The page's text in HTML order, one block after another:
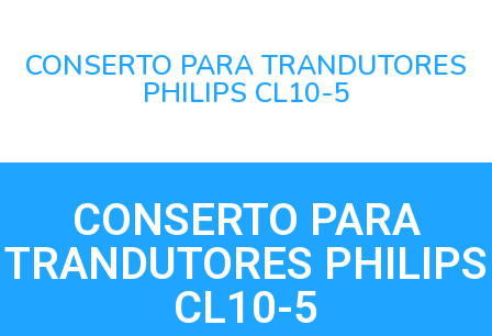
CONSERTO PARA TRANDUTORES
PHILIPS CL10-5
CONSERTO PARA
TRANDUTORES PHILIPS
CL10-5